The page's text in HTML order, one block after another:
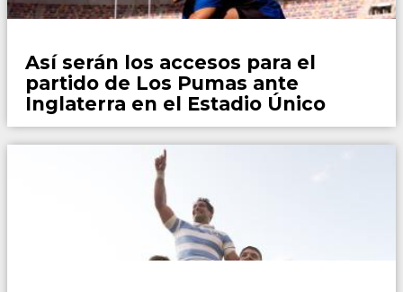
Así serán los accesos para el
partido de Los Pumas ante
Inglaterra en el Estadio Único